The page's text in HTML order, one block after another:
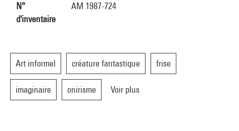
N°
d'inventaire
AM 1987-724
Art informel créature fantastique frise
imaginaire onirisme Voir plus